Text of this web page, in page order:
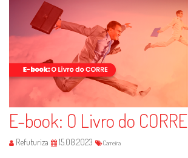
E-book: O Livro do CORRE
Refuturiza 15.08.2023 Carreira